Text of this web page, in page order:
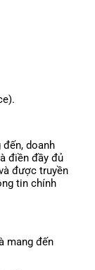
đến, doanh
điền đầy đủ
được truyền
tin chính
mang đến